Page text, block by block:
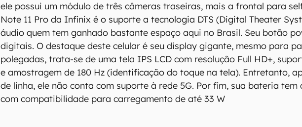
ele possui um módulo de três câmeras traseiras, mais a frontal para
Note 11 Pro da Infinix é o suporte a tecnologia DTS (Digital Theater
áudio quem tem ganhado bastante espaço aqui no Brasil. Seu botão
digitais. O destaque deste celular é seu display gigante, mesmo para
polegadas, trata-se de uma tela IPS LCD com resolução Full HD+,
e amostragem de 180 Hz (identificação do toque na tela). Entretanto,
de linha, ele não conta com suporte à rede 5G. Por fim, sua bateria tem
com compatibilidade para carregamento de até 33 W